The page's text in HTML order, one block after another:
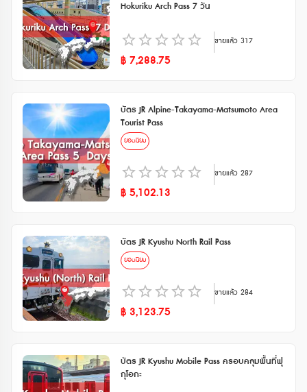
Hokuriku Arch Pass 7 วัน
ขายแล้ว317
฿7,288.75
บัตร JR Alpine-Takayama-Matsumoto Area
Tourist Pass
ยอดนิยม
ขายแล้ว287
฿5,102.13
บัตร JR Kyushu North Rail Pass
ยอดนิยม
ขายแล้ว284
฿3,123.75
บัตร JR Kyushu Mobile Pass ครอบคลุมพื้นที่ฟุ
กุโอกะ